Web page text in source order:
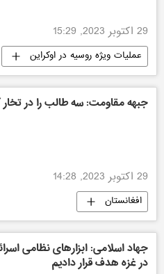
29 اکتوبر 2023, 15:29
عملیات ویژه روسیه در اوکراین
جبهه مقاومت: سه طالب را در
29 اکتوبر 2023, 14:28
افغانستان
جهاد اسلامی: ابزارهای نظامی
در غزه هدف قرار دادیم